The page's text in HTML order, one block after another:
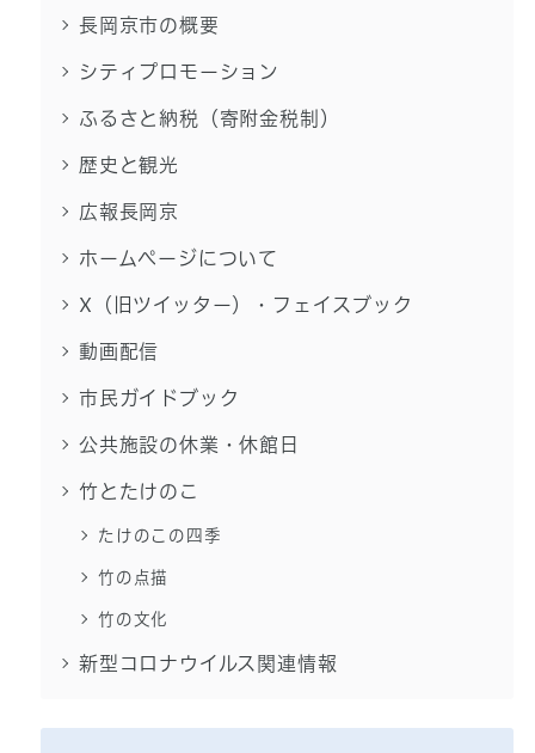
長岡京市の概要
シティプロモーション
ふるさと納税（寄附金税制）
歴史と観光
広報長岡京
ホームページについて
X（旧ツイッター）・フェイスブック
動画配信
市民ガイドブック
公共施設の休業・休館日
竹とたけのこ
たけのこの四季
竹の点描
竹の文化
新型コロナウイルス関連情報